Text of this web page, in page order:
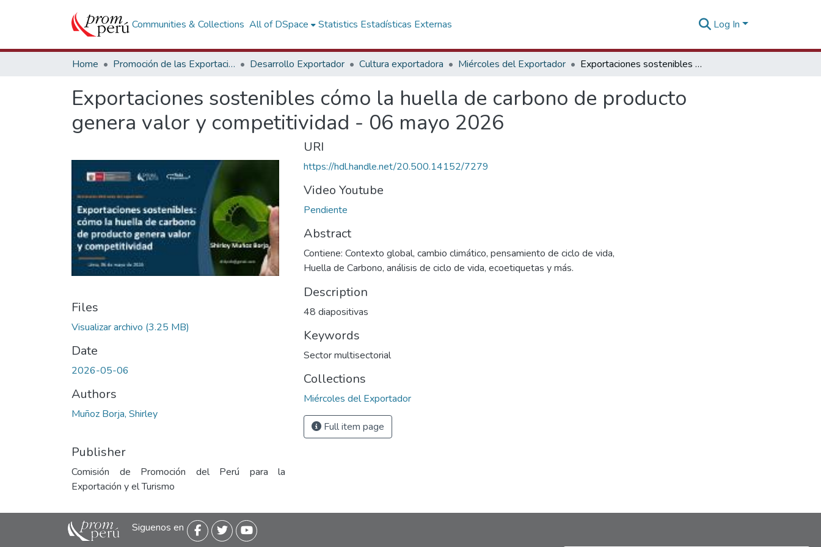
Communities & Collections All of DSpace Statistics Estadísticas Externas Log In
Home Promoción de las Exportaciones Desarrollo Exportador Cultura exportadora Miércoles del Exportador Exportaciones sostenibles cómo la huella de carbono de producto genera valor y competitividad - 06 mayo 2026
Exportaciones sostenibles cómo la huella de carbono de producto
genera valor y competitividad - 06 mayo 2026
Files
Visualizar archivo (3.25 MB)
Date
2026-05-06
Authors
Muñoz Borja, Shirley
Publisher
Comisión de Promoción del Perú para la
Exportación y el Turismo
URI
https://hdl.handle.net/20.500.14152/7279
Video Youtube
Pendiente
Abstract
Contiene: Contexto global, cambio climático, pensamiento de ciclo de vida,
Huella de Carbono, análisis de ciclo de vida, ecoetiquetas y más.
Description
48 diapositivas
Keywords
Sector multisectorial
Collections
Miércoles del Exportador
Full item page
Siguenos en